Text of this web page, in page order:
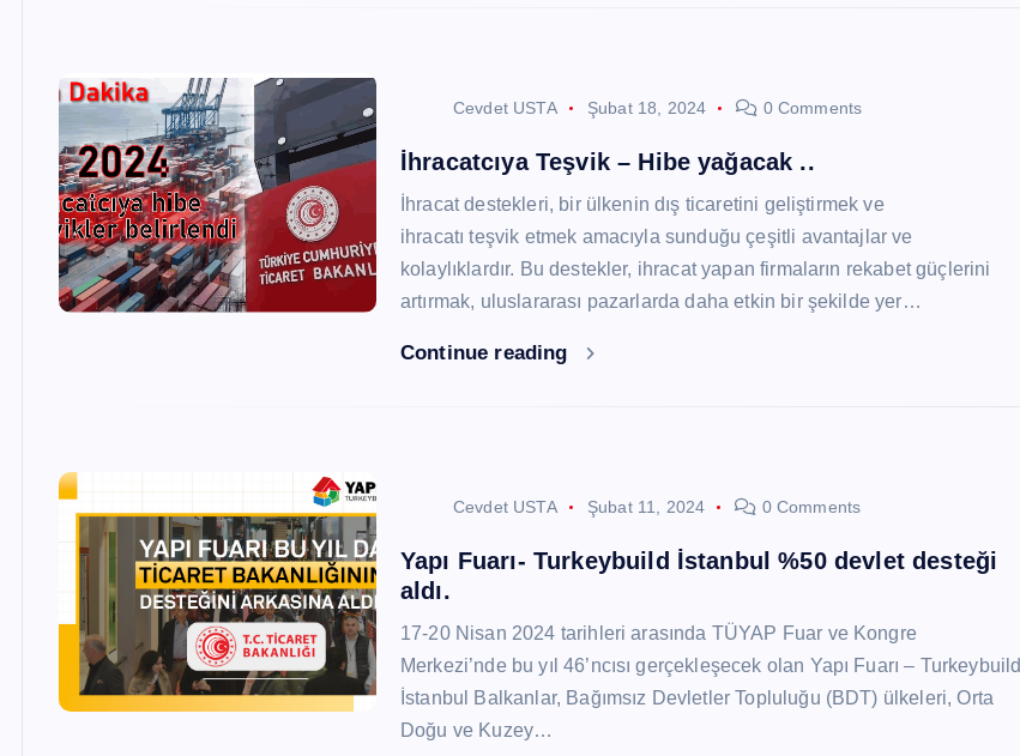
Cevdet USTA Şubat 18, 2024 0 Comments
İhracatcıya Teşvik – Hibe yağacak ..
İhracat destekleri, bir ülkenin dış ticaretini geliştirmek ve
ihracatı teşvik etmek amacıyla sunduğu çeşitli avantajlar ve
kolaylıklardır. Bu destekler, ihracat yapan firmaların rekabet güçlerini
artırmak, uluslararası pazarlarda daha etkin bir şekilde yer…
Continue reading
Cevdet USTA Şubat 11, 2024 0 Comments
Yapı Fuarı- Turkeybuild İstanbul %50 devlet desteği
aldı.
17-20 Nisan 2024 tarihleri arasında TÜYAP Fuar ve Kongre
Merkezi’nde bu yıl 46’ncısı gerçekleşecek olan Yapı Fuarı – Turkeybuild
İstanbul Balkanlar, Bağımsız Devletler Topluluğu (BDT) ülkeleri, Orta
Doğu ve Kuzey…